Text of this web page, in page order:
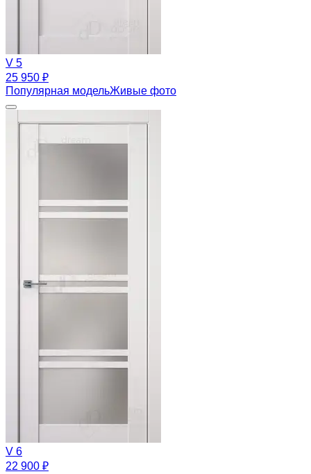
V 5
25 950 ₽
Популярная модельЖивые фото
V 6
22 900 ₽